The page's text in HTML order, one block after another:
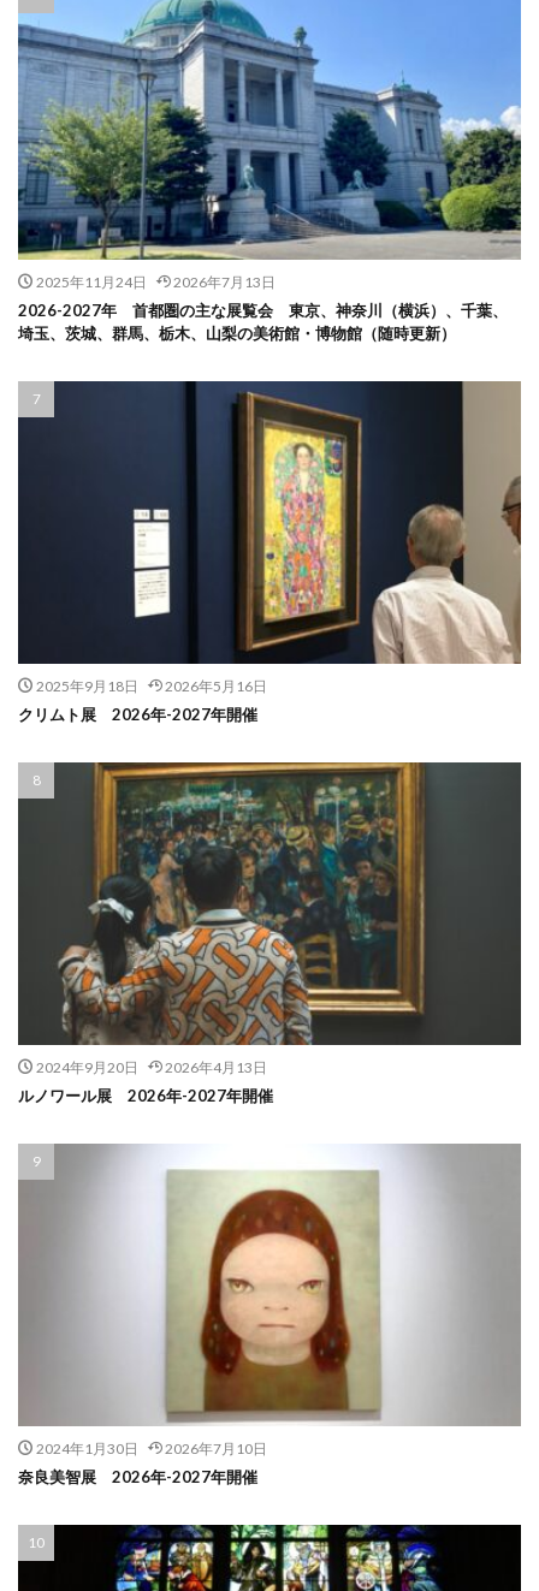
2025年11月24日 2026年7月13日
2026-2027年 首都圏の主な展覧会 東京、神奈川（横浜）、千葉、
埼玉、茨城、群馬、栃木、山梨の美術館・博物館（随時更新）
2025年9月18日 2026年5月16日
クリムト展 2026年-2027年開催
2024年9月20日 2026年4月13日
ルノワール展 2026年-2027年開催
2024年1月30日 2026年7月10日
奈良美智展 2026年-2027年開催